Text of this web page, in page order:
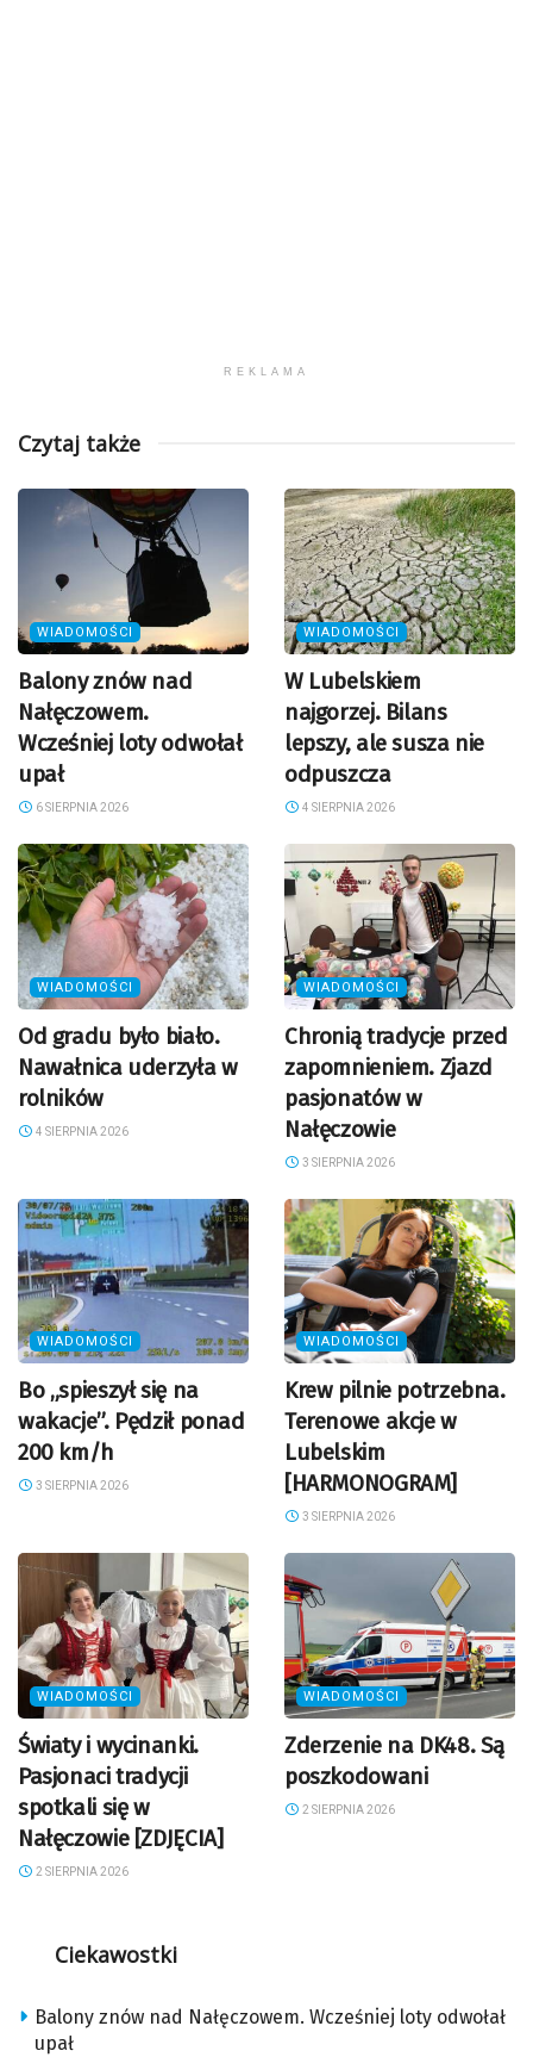
REKLAMA
Czytaj także
WIADOMOŚCI
Balony znów nad
Nałęczowem.
Wcześniej loty odwołał
upał
6 SIERPNIA 2026
WIADOMOŚCI
W Lubelskiem
najgorzej. Bilans
lepszy, ale susza nie
odpuszcza
4 SIERPNIA 2026
WIADOMOŚCI
Od gradu było biało.
Nawałnica uderzyła w
rolników
4 SIERPNIA 2026
WIADOMOŚCI
Chronią tradycje przed
zapomnieniem. Zjazd
pasjonatów w
Nałęczowie
3 SIERPNIA 2026
WIADOMOŚCI
Bo „spieszył się na
wakacje”. Pędził ponad
200 km/h
3 SIERPNIA 2026
WIADOMOŚCI
Krew pilnie potrzebna.
Terenowe akcje w
Lubelskim
[HARMONOGRAM]
3 SIERPNIA 2026
WIADOMOŚCI
Światy i wycinanki.
Pasjonaci tradycji
spotkali się w
Nałęczowie [ZDJĘCIA]
2 SIERPNIA 2026
WIADOMOŚCI
Zderzenie na DK48. Są
poszkodowani
2 SIERPNIA 2026
Ciekawostki
Balony znów nad Nałęczowem. Wcześniej loty odwołał
upał